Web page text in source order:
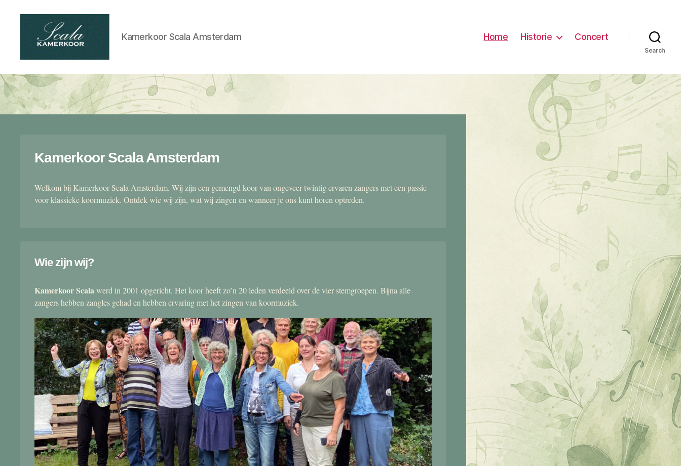
kamerkoor
Kamerkoor Scala Amsterdam Home Historie Concert
Search
Kamerkoor Scala Amsterdam
Welkom bij Kamerkoor Scala Amsterdam. Wij zijn een gemengd koor van ongeveer twintig ervaren zangers met een passie
voor klassieke koormuziek. Ontdek wie wij zijn, wat wij zingen en wanneer je ons kunt horen optreden.
Wie zijn wij?
Kamerkoor Scalawerd in 2001 opgericht. Het koor heeft zo’n 20 leden verdeeld over de vier stemgroepen. Bijna alle
zangers hebben zangles gehad en hebben ervaring met het zingen van koormuziek.